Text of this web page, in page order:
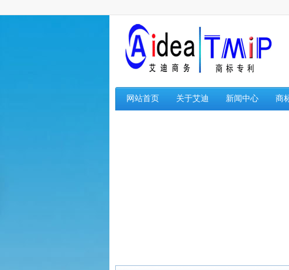
网站首页 关于艾迪 新闻中心 商